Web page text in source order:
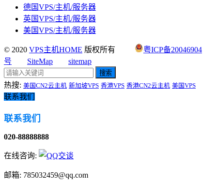
德国VPS/主机/服务器
英国VPS/主机/服务器
美国VPS/主机/服务器
© 2020 VPS主机HOME 版权所有
粤ICP备20046904
号
SiteMap sitemap
搜索
热搜: 美国CN2云主机 新加坡VPS 香港VPS 香港CN2云主机 美国VPS
联系我们
联系我们
020-88888888
在线咨询:
邮箱: 785032459@qq.com